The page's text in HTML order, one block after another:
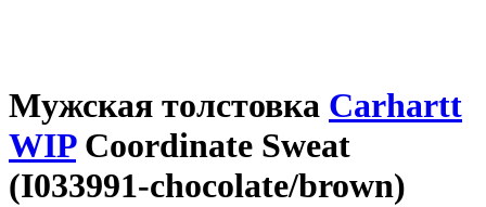
Мужская толстовка Carhartt
WIPCoordinate Sweat
(I033991-chocolate/brown)